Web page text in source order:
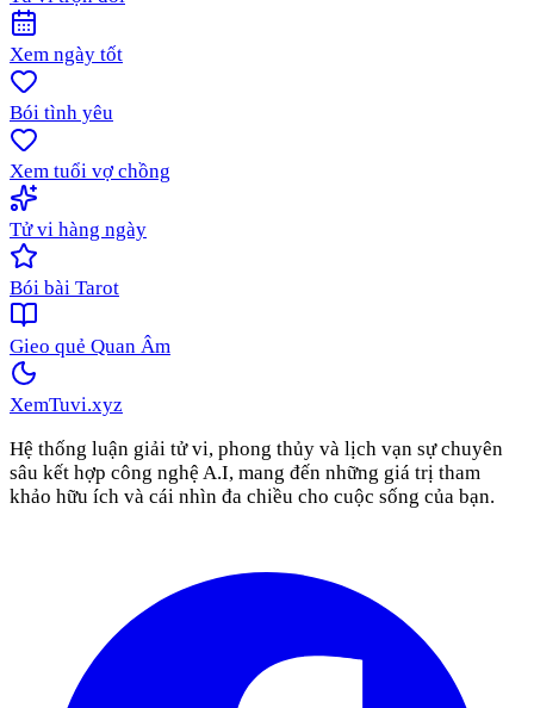
Xem ngày tốt
Bói tình yêu
Xem tuổi vợ chồng
Tử vi hàng ngày
Bói bài Tarot
Gieo quẻ Quan Âm
XemTuvi.xyz
Hệ thống luận giải tử vi, phong thủy và lịch vạn sự chuyên
sâu kết hợp công nghệ A.I, mang đến những giá trị tham
khảo hữu ích và cái nhìn đa chiều cho cuộc sống của bạn.